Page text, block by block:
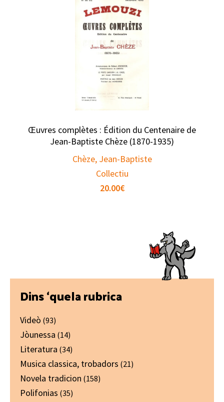
Œuvres complètes : Édition du Centenaire de
Jean-Baptiste Chèze (1870-1935)
Chèze, Jean-Baptiste
Collectiu
20.00€
Primary
Sidebar
Dins ‘quela rubrica
Videò (93)
Jòunessa (14)
Literatura (34)
Musica classica, trobadors (21)
Novela tradicion (158)
Polifonias (35)